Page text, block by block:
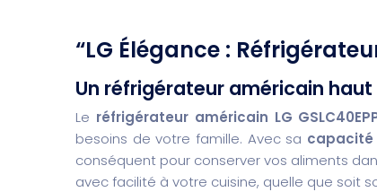
“LG Élégance :
Un réfrigérateur américain
Le réfrigérateur américain LG
besoins de votre famille. Avec sa capacité
conséquent pour conserver vos aliments
avec facilité à votre cuisine, quelle que soit